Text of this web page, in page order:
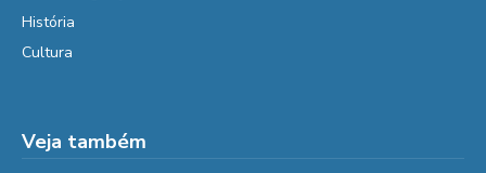
História
Cultura
Veja também